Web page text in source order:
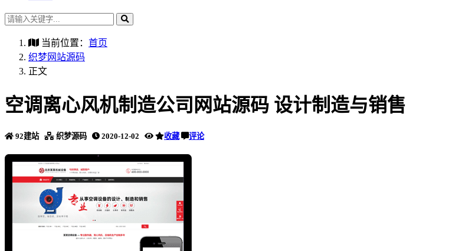
当前位置： 首页
织梦网站源码
正文
空调离心风机制造公司网站源码 设计制造与销售
92建站 织梦源码 2020-12-02 收藏 评论